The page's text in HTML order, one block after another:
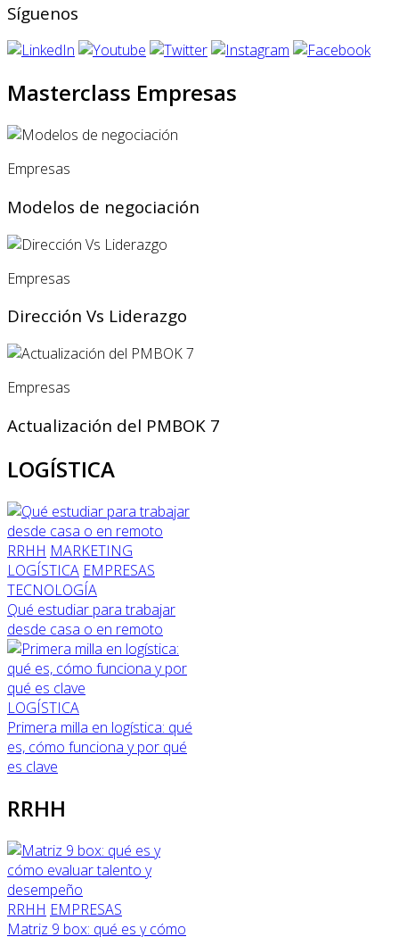
Síguenos
Masterclass Empresas
Empresas
Modelos de negociación
Empresas
Dirección Vs Liderazgo
Empresas
Actualización del PMBOK 7
LOGÍSTICA
RRHH MARKETING
LOGÍSTICA EMPRESAS
TECNOLOGÍA
Qué estudiar para trabajar
desde casa o en remoto
LOGÍSTICA
Primera milla en logística: qué
es, cómo funciona y por qué
es clave
RRHH
RRHH EMPRESAS
Matriz 9 box: qué es y cómo